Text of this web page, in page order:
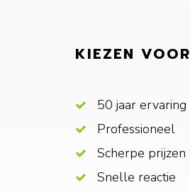
KIEZEN VOOR
50 jaar ervaring
Professioneel
Scherpe prijzen
Snelle reactie